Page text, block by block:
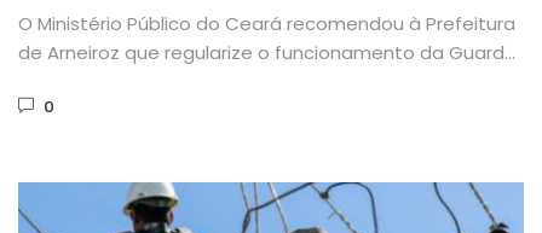
de Arneiroz
O Ministério Público do Ceará recomendou à Prefeitura
de Arneiroz que regularize o funcionamento da Guarda
0